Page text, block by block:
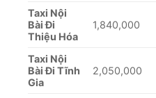
Taxi Nội
Bài Đi
Thiệu Hóa
1,840,000
Taxi Nội
Bài Đi Tĩnh
Gia
2,050,000